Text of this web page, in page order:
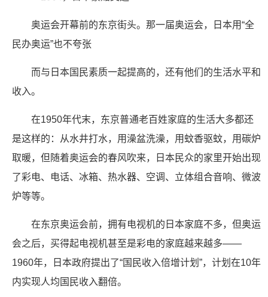
奥运会开幕前的东京街头。那一届奥运会，日本用“全
民办奥运”也不夸张
而与日本国民素质一起提高的，还有他们的生活水平和
收入。
在1950年代末，东京普通老百姓家庭的生活大多都还
是这样的：从水井打水，用澡盆洗澡，用蚊香驱蚊，用碳炉
取暖，但随着奥运会的春风吹来，日本民众的家里开始出现
了彩电、电话、冰箱、热水器、空调、立体组合音响、微波
炉等等。
在东京奥运会前，拥有电视机的日本家庭不多，但奥运
会之后，买得起电视机甚至是彩电的家庭越来越多——
1960年，日本政府提出了“国民收入倍增计划”，计划在10年
内实现人均国民收入翻倍。